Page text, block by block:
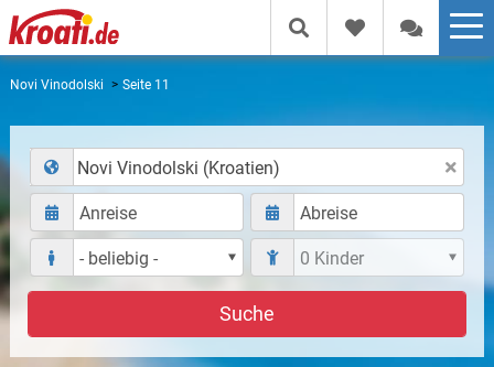
Novi Vinodolski Seite 11
Novi Vinodolski (Kroatien)
Suche